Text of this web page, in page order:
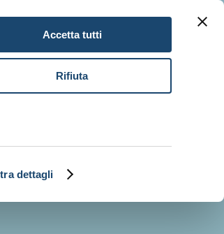
dettagli
Accetta tutti
Rifiuta
Careers
Book Now